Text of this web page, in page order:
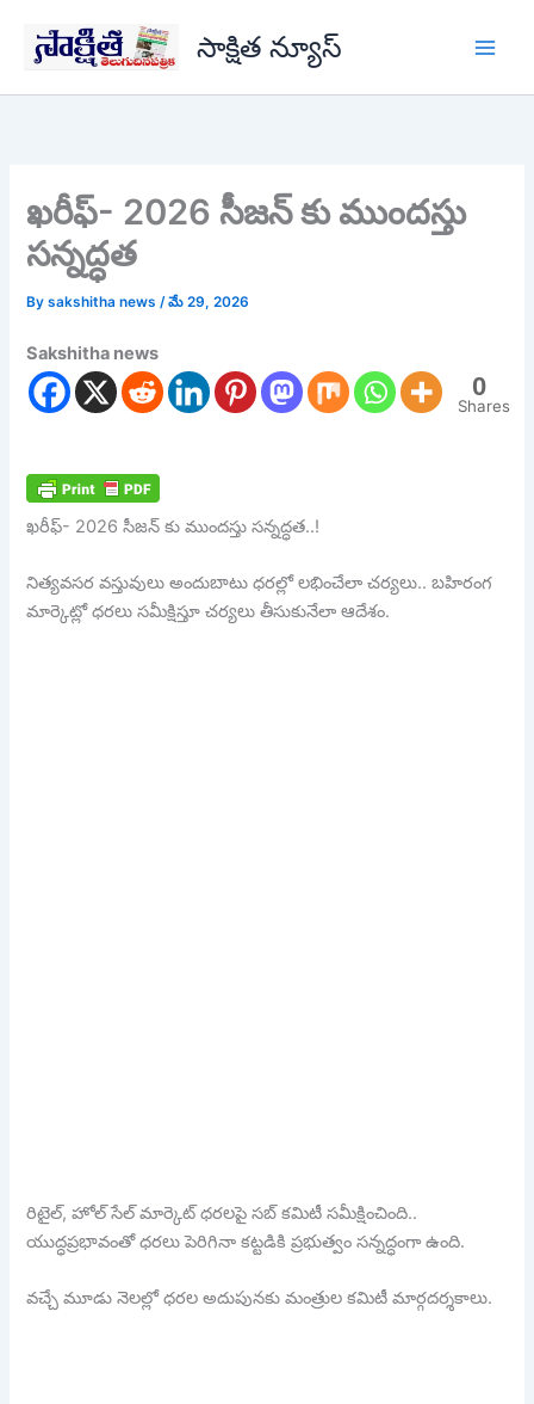
content
సాక్షిత న్యూస్
ఖరీఫ్- 2026 సీజన్ కు ముందస్తు
సన్నద్ధత
Bysakshitha news/మే 29, 2026
Sakshitha news
0
Shares
ఖరీఫ్- 2026 సీజన్ కు ముందస్తు సన్నద్ధత..!
నిత్యవసర వస్తువులు అందుబాటు ధరల్లో లభించేలా చర్యలు.. బహిరంగ
మార్కెట్లో ధరలు సమీక్షిస్తూ చర్యలు తీసుకునేలా ఆదేశం.
రిటైల్, హోల్ సేల్ మార్కెట్ ధరలపై సబ్ కమిటీ సమీక్షించింది..
యుద్ధప్రభావంతో ధరలు పెరిగినా కట్టడికి ప్రభుత్వం సన్నద్ధంగా ఉంది.
వచ్చే మూడు నెలల్లో ధరల అదుపునకు మంత్రుల కమిటీ మార్గదర్శకాలు.